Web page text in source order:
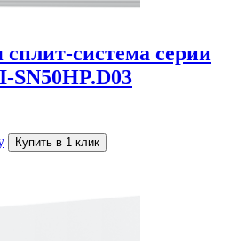
система серии
SN50HP.D03
Купить в 1 клик